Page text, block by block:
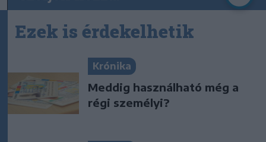
Ezek is érdekelhetik
Krónika
Meddig használható még a
régi személyi?